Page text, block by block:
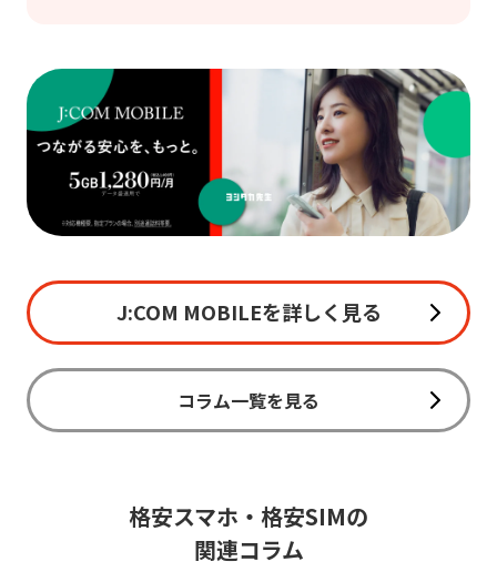
J:COM MOBILEを詳しく見る
コラム一覧を見る
格安スマホ・格安SIMの
関連コラム